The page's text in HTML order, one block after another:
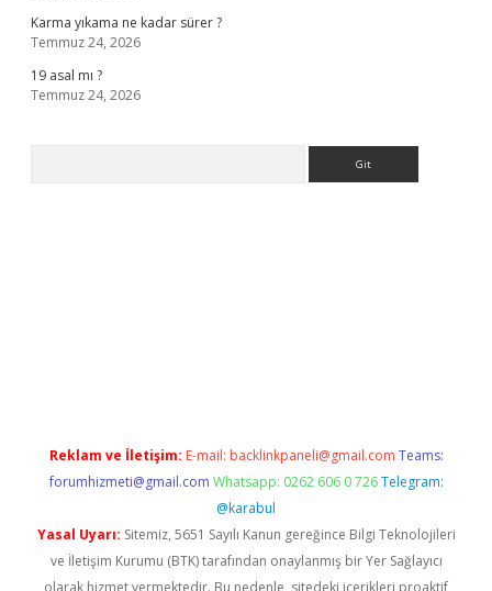
Karma yıkama ne kadar sürer ?
Temmuz 24, 2026
19 asal mı ?
Temmuz 24, 2026
Reklam ve İletişim: E-mail: backlinkpaneli@gmail.com Teams:
forumhizmeti@gmail.com Whatsapp: 0262 606 0 726 Telegram:
@karabul
Yasal Uyarı: Sitemiz, 5651 Sayılı Kanun gereğince Bilgi Teknolojileri
ve İletişim Kurumu (BTK) tarafından onaylanmış bir Yer Sağlayıcı
olarak hizmet vermektedir. Bu nedenle, sitedeki içerikleri proaktif